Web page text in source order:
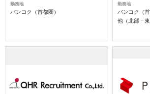
勤務地
バンコク（首都圏）
勤務地
バンコク（
他（北部・